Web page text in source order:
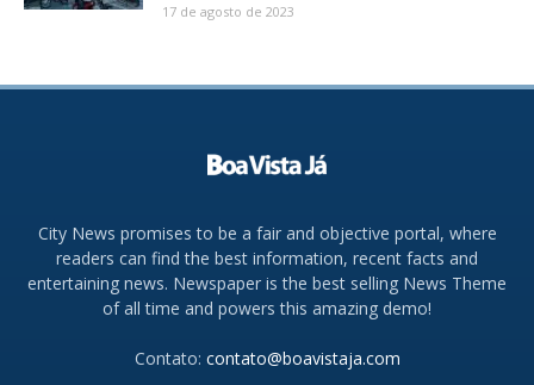
17 de agosto de 2023
City News promises to be a fair and objective portal, where
readers can find the best information, recent facts and
entertaining news. Newspaper is the best selling News Theme
of all time and powers this amazing demo!
Contato: contato@boavistaja.com